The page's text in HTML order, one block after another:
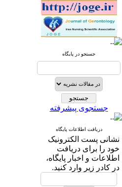
جستجو در پایگاه
جستجوی پیشرفته
دریافت اطلاعات پایگاه
نشانی پست الکترونیک
خود را برای دریافت
اطلاعات و اخبار پایگاه،
در کادر زیر وارد کنید.